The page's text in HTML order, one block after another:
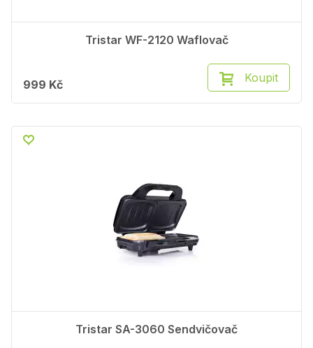
Tristar WF-2120 Waflovač
999 Kč Koupit
Tristar SA-3060 Sendvičovač